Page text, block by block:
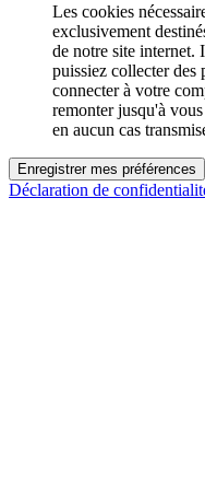
Les cookies
exclusivement
de notre site internet.
puissiez collecter des
connecter à votre
remonter jusqu'à
en aucun cas
Enregistrer mes préférences
Déclaration de